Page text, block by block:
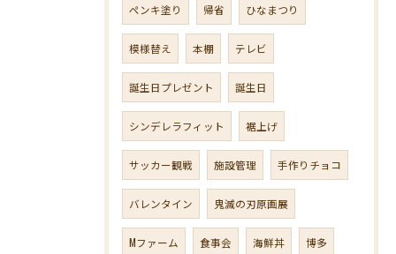
ペンキ塗り 帰省 ひなまつり
模様替え 本棚 テレビ
誕生日プレゼント 誕生日
シンデレラフィット 裾上げ
サッカー観戦 施設管理 手作りチョコ
バレンタイン 鬼滅の刃原画展
Mファーム 食事会 海鮮丼 博多